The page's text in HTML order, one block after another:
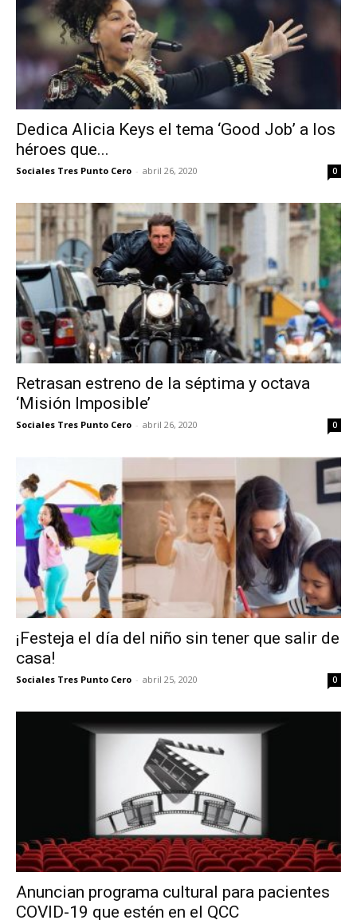
Dedica Alicia Keys el tema ‘Good Job’ a los
héroes que...
Sociales Tres Punto Cero - abril 26, 2020 0
Retrasan estreno de la séptima y octava
‘Misión Imposible’
Sociales Tres Punto Cero - abril 26, 2020 0
¡Festeja el día del niño sin tener que salir de
casa!
Sociales Tres Punto Cero - abril 25, 2020 0
Anuncian programa cultural para pacientes
COVID-19 que estén en el QCC